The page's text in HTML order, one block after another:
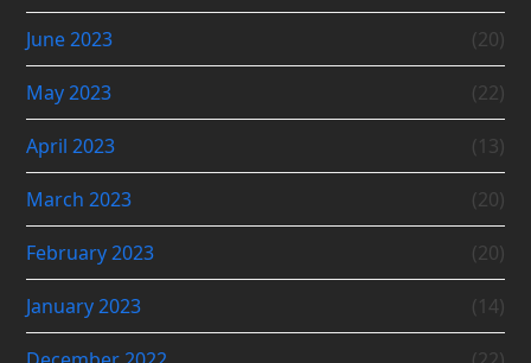
June 2023 (20)
May 2023 (22)
April 2023 (13)
March 2023 (20)
February 2023 (20)
January 2023 (14)